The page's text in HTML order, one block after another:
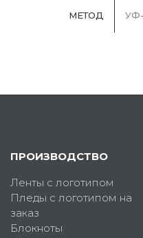
МЕТОД УФ-
ПРОИЗВОДСТВО
Ленты с логотипом
Пледы с логотипом на
заказ
Блокноты